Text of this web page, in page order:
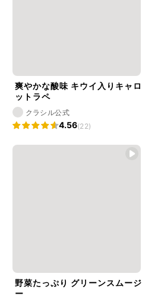
爽やかな酸味 キウイ入りキャロ
ットラペ
クラシル公式
4.56(22)
野菜たっぷり グリーンスムージ
ー